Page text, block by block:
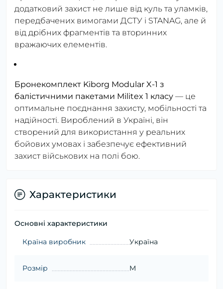
додатковий захист не лише від куль та уламків,
передбачених вимогами ДСТУ і STANAG, але й
від дрібних фрагментів та вторинних
вражаючих елементів.
Бронекомплект Kiborg Modular X-1 з
балістичними пакетами Militex 1 класу — це
оптимальне поєднання захисту, мобільності та
надійності. Вироблений в Україні, він
створений для використання у реальних
бойових умовах і забезпечує ефективний
захист військових на полі бою.
Характеристики
Основні характеристики
Країна виробник Україна
Розмір M